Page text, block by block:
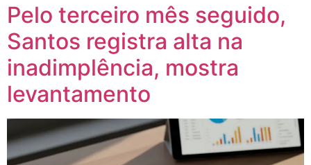
Pelo terceiro mês seguido,
Santos registra alta na
inadimplência, mostra
levantamento